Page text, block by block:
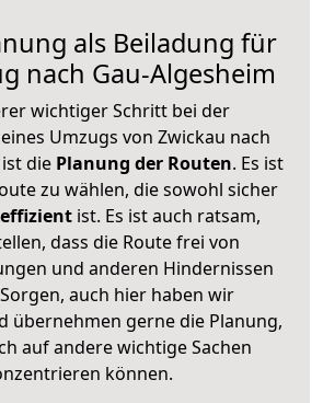
als Beiladung für
nach Gau-Algesheim
wichtiger Schritt bei der
Umzugs von Zwickau nach
die Planung der Routen. Es ist
zu wählen, die sowohl sicher
ist. Es ist auch ratsam,
dass die Route frei von
und anderen Hindernissen
auch hier haben wir
übernehmen gerne die Planung,
auf andere wichtige Sachen
können.